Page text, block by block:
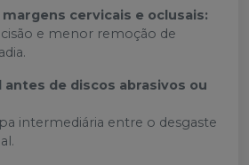
cervicais e oclusais:
e menor remoção de
de discos abrasivos ou
intermediária entre o desgaste